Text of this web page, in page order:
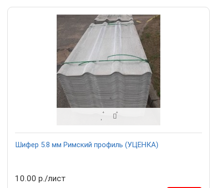
Шифер 5.8 мм Римский профиль (УЦЕНКА)
10.00 р./лист